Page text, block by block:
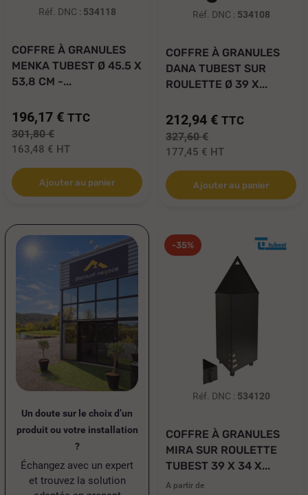
Réf. DNC : 534118
COFFRE À GRANULES
MENKA TUBEST Ø 45.5 X
53,8 CM -...
196,17 € TTC
301,80 €
163,48 € HT
Ajouter au panier
Réf. DNC : 534108
COFFRE À GRANULES
DANA TUBEST SUR
ROULETTE Ø 39 X...
212,94 € TTC
327,60 €
177,45 € HT
Ajouter au panier
Un doute sur le choix d’un
produit ou votre installation
?
Échangez avec un expert
et trouvez la solution
-35%
Réf. DNC : 534120
COFFRE À GRANULES
MIRA SUR ROULETTE
TUBEST 39 X 34 X...
A partir de